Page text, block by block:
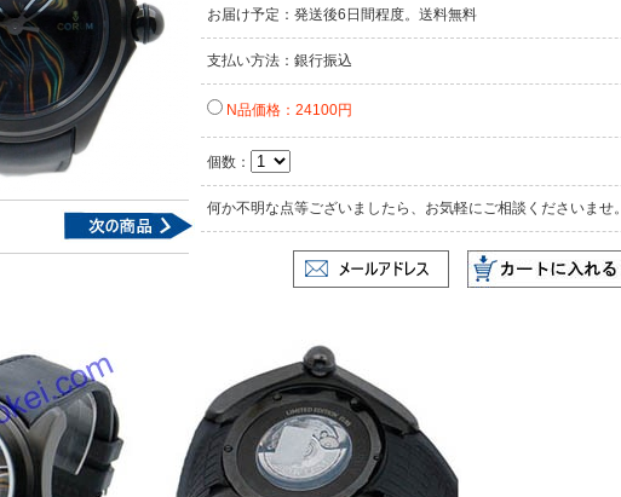
お届け予定：発送後6日間程度。送料無料
支払い方法：銀行振込
N品価格：24100円
個数：
何か不明な点等ございましたら、お気軽にご相談くださいませ。